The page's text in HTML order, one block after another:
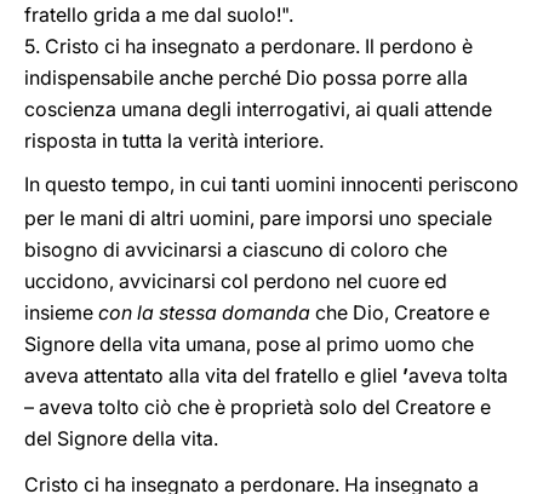
fratello grida a me dal suolo!".
5. Cristo ci ha insegnato a perdonare. Il perdono è
indispensabile anche perché Dio possa porre alla
coscienza umana degli interrogativi, ai quali attende
risposta in tutta la verità interiore.
In questo tempo, in cui tanti uomini innocenti periscono
per le mani di altri uomini, pare imporsi uno speciale
bisogno di avvicinarsi a ciascuno di coloro che
uccidono, avvicinarsi col perdono nel cuore ed
insieme con la stessa domanda che Dio, Creatore e
Signore della vita umana, pose al primo uomo che
aveva attentato alla vita del fratello e gliel ’aveva tolta
– aveva tolto ciò che è proprietà solo del Creatore e
del Signore della vita.
Cristo ci ha insegnato a perdonare. Ha insegnato a